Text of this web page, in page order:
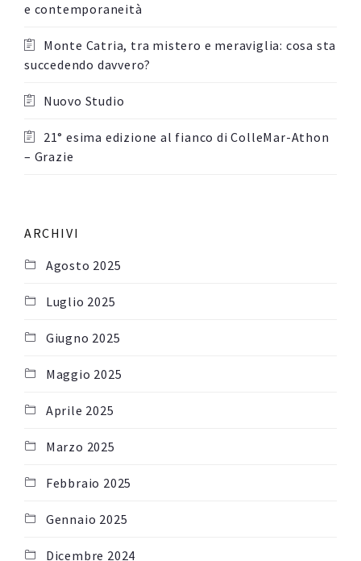
e contemporaneità
Monte Catria, tra mistero e meraviglia: cosa sta
succedendo davvero?
Nuovo Studio
21° esima edizione al fianco di ColleMar-Athon
– Grazie
ARCHIVI
Agosto 2025
Luglio 2025
Giugno 2025
Maggio 2025
Aprile 2025
Marzo 2025
Febbraio 2025
Gennaio 2025
Dicembre 2024